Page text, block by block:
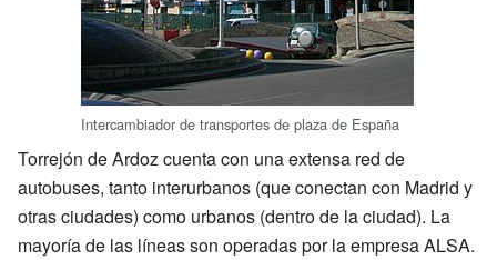
Intercambiador de transportes de plaza de España
Torrejón de Ardoz cuenta con una extensa red de
autobuses, tanto interurbanos (que conectan con Madrid y
otras ciudades) como urbanos (dentro de la ciudad). La
mayoría de las líneas son operadas por la empresa ALSA.